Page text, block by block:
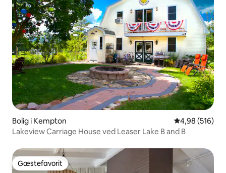
Bolig i Kempton 4,98 ud af 5 i
4,98 (516)
Lakeview Carriage House ved Leaser Lake B and B
Gæstefavorit
Gæstefavorit